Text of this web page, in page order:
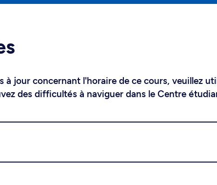
à jour concernant l'horaire de ce cours, veuillez
des difficultés à naviguer dans le Centre